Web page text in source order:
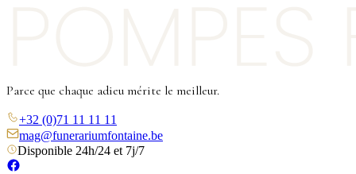
Parce que chaque adieu mérite le meilleur.
+32 (0)71 11 11 11
mag@funerariumfontaine.be
Disponible 24h/24 et 7j/7